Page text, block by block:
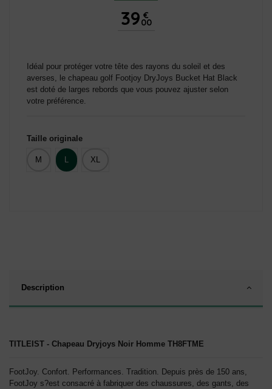
39 €
00
Idéal pour protéger votre tête des rayons du soleil et des
averses, le chapeau golf Footjoy DryJoys Bucket Hat Black
est doté de larges rebords que vous pouvez ajuster selon
votre préférence.
Taille originale
M L XL
Description
TITLEIST - Chapeau Dryjoys Noir Homme TH8FTME
FootJoy. Confort. Performances. Tradition. Depuis près de 150 ans,
FootJoy s?est consacré à fabriquer des chaussures, des gants, des